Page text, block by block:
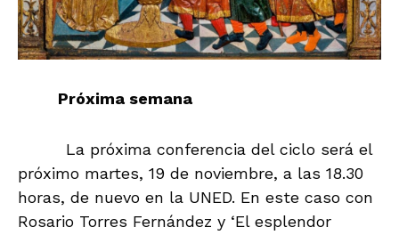
Próxima semana
La próxima conferencia del ciclo será el
próximo martes, 19 de noviembre, a las 18.30
horas, de nuevo en la UNED. En este caso con
Rosario Torres Fernández y ‘El esplendor